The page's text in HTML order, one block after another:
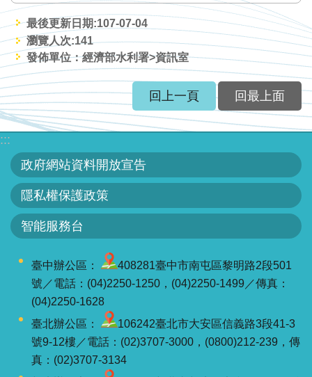
最後更新日期:107-07-04
瀏覽人次:141
發佈單位：經濟部水利署>資訊室
回上一頁 回最上面
:::
政府網站資料開放宣告
隱私權保護政策
智能服務台
臺中辦公區：
408281臺中市南屯區黎明路2段501
號／電話：(04)2250-1250，(04)2250-1499／傳真：
(04)2250-1628
臺北辦公區：
106242臺北市大安區信義路3段41-3
號9-12樓／電話：(02)3707-3000，(0800)212-239，傳
真：(02)3707-3134